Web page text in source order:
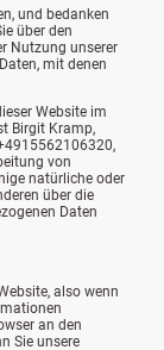
und bedanken
über den
Nutzung unserer
mit denen
Website im
Birgit Kramp,
von
natürliche oder
über die
Daten
also wenn
an den
Sie unsere